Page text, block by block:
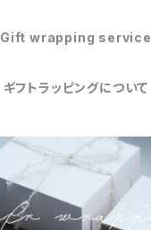
Gift wrapping service
ギフトラッピングについて